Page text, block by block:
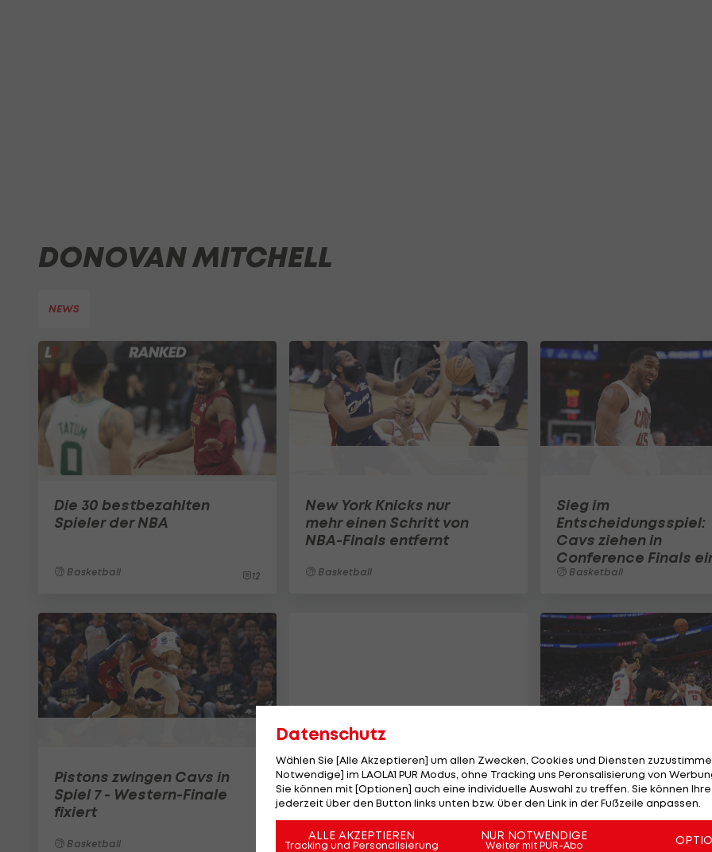
DONOVAN MITCHELL
NEWS
Die 30 bestbezahlten
Spieler der NBA
Basketball 12
New York Knicks nur
mehr einen Schritt von
NBA-Finals entfernt
Basketball
Sieg im
Entscheidungsspiel:
Cavs ziehen in
Conference Finals
Basketball
Pistons zwingen Cavs in
Spiel 7 - Western-Finale
fixiert
Basketball
Pistons beenden
Playoff-
Niederlagenserie
gegen Cavaliers
Basketball
Datenschutz
Wählen Sie [Alle Akzeptieren] um allen Zwecken, Cookies und Diensten
Notwendige] im LAOLA1 PUR Modus, ohne Tracking uns Peronsalisierung von
Sie können mit [Optionen] auch eine individuelle Auswahl zu treffen. Sie können
jederzeit über den Button links unten bzw. über den Link in der Fußzeile anpassen.
ALLE AKZEPTIEREN
Tracking und Personalisierung
NUR NOTWENDIGE
Weiter mit PUR-Abo